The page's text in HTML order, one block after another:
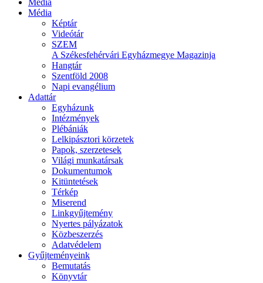
Média
Média
Képtár
Videótár
SZEM
A Székesfehérvári Egyházmegye Magazinja
Hangtár
Szentföld 2008
Napi evangélium
Adattár
Egyházunk
Intézmények
Plébániák
Lelkipásztori körzetek
Papok, szerzetesek
Világi munkatársak
Dokumentumok
Kitüntetések
Térkép
Miserend
Linkgyűjtemény
Nyertes pályázatok
Közbeszerzés
Adatvédelem
Gyűjteményeink
Bemutatás
Könyvtár